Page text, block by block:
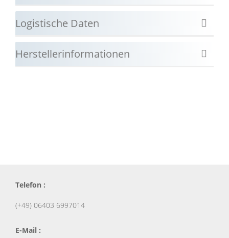
Logistische Daten
Herstellerinformationen
Telefon :
(+49) 06403 6997014
E-Mail :